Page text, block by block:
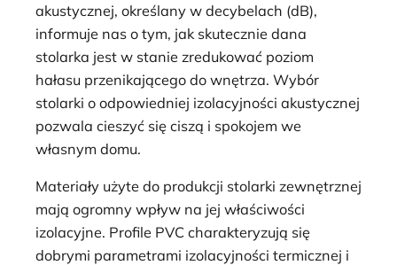
akustycznej, określany w decybelach (dB),
informuje nas o tym, jak skutecznie dana
stolarka jest w stanie zredukować poziom
hałasu przenikającego do wnętrza. Wybór
stolarki o odpowiedniej izolacyjności akustycznej
pozwala cieszyć się ciszą i spokojem we
własnym domu.
Materiały użyte do produkcji stolarki zewnętrznej
mają ogromny wpływ na jej właściwości
izolacyjne. Profile PVC charakteryzują się
dobrymi parametrami izolacyjności termicznej i